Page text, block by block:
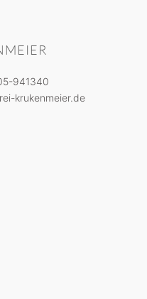
941340
krukenmeier.de